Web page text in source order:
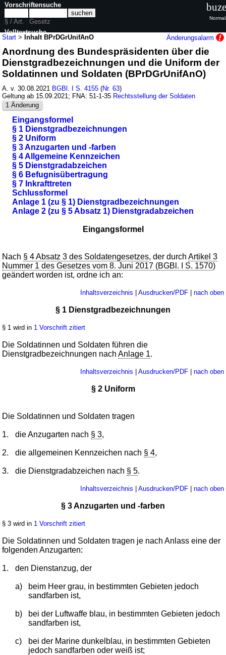
Start >Inhalt BPrDGrUnifAnO Änderungsalarm
Anordnung des Bundespräsidenten über die
Dienstgradbezeichnungen und die Uniform der
Soldatinnen und Soldaten (BPrDGrUnifAnO)
A. v. 30.08.2021 BGBl. I S. 4155 (Nr. 63)
Geltung ab 15.09.2021; FNA: 51-1-35 Rechtsstellung der Soldaten
1 Änderung
Eingangsformel
§ 1 Dienstgradbezeichnungen
§ 2 Uniform
§ 3 Anzugarten und -farben
§ 4 Allgemeine Kennzeichen
§ 5 Dienstgradabzeichen
§ 6 Befugnisübertragung
§ 7 Inkrafttreten
Schlussformel
Anlage 1 (zu § 1) Dienstgradbezeichnungen
Anlage 2 (zu § 5 Absatz 1) Dienstgradabzeichen
Eingangsformel
Nach § 4 Absatz 3 des Soldatengesetzes, der durchArtikel 3
Nummer 1 des Gesetzes vom 8. Juni 2017 (BGBl. I S. 1570)
geändert worden ist, ordne ich an:
Inhaltsverzeichnis | Ausdrucken/PDF| nach oben
§ 1 Dienstgradbezeichnungen
§ 1 wird in 1 Vorschrift zitiert
Die Soldatinnen und Soldaten führen die
Dienstgradbezeichnungen nachAnlage 1.
Inhaltsverzeichnis | Ausdrucken/PDF| nach oben
§ 2 Uniform
Die Soldatinnen und Soldaten tragen
1. die Anzugarten nach § 3,
2. die allgemeinen Kennzeichen nach § 4,
3. die Dienstgradabzeichen nach § 5.
Inhaltsverzeichnis | Ausdrucken/PDF| nach oben
§ 3 Anzugarten und -farben
§ 3 wird in 1 Vorschrift zitiert
Die Soldatinnen und Soldaten tragen je nach Anlass eine der
folgenden Anzugarten:
1. den Dienstanzug, der
a)
beim Heer grau, in bestimmten Gebieten jedoch
sandfarben ist,
b)
bei der Luftwaffe blau, in bestimmten Gebieten jedoch
sandfarben ist,
c)
bei der Marine dunkelblau, in bestimmten Gebieten
jedoch sandfarben oder weiß ist;
Vorschriftensuche
§ / Art.
Gesetz
Volltextsuche
nur in BPrDGrUnifAnO